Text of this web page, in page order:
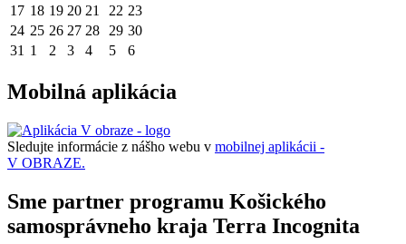
17 18 19 20 21 22 23
24 25 26 27 28 29 30
31 1 2 3 4 5 6
Mobilná aplikácia
Sledujte informácie z nášho webu v mobilnej aplikácii -
V OBRAZE.
Sme partner programu Košického
samosprávneho kraja Terra Incognita